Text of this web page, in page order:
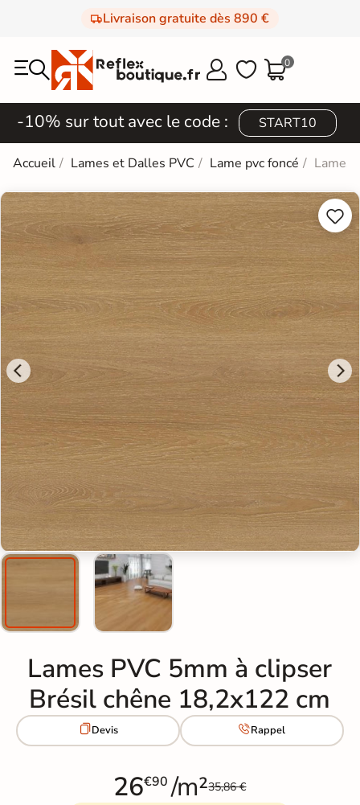
Livraison gratuite dès 890 €
  0
-10% sur tout avec le code : START10
Accueil Lames et Dalles PVC Lame pvc foncé Lames


Lames PVC 5mm à clipser
Brésil chêne 18,2x122 cm
Devis Rappel
26€90 /m²35,86 €